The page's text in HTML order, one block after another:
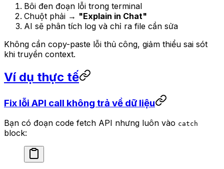
Bôi đen đoạn lỗi trong terminal
Chuột phải → "Explain in Chat"
AI sẽ phân tích log và chỉ ra file cần sửa
Không cần copy-paste lỗi thủ công, giảm thiểu sai sót
khi truyền context.
Ví dụ thực tế
Fix lỗi API call không trả về dữ liệu
Bạn có đoạn code fetch API nhưng luôn vào catch
block: